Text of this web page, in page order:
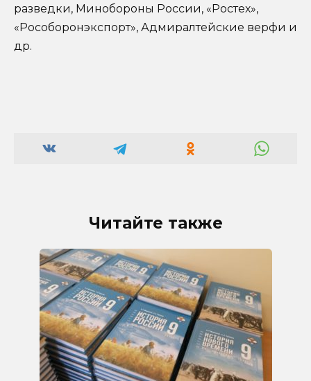
разведки, Минобороны России, «Ростех»,
«Рособоронэкспорт», Адмиралтейские верфи и
др.
Читайте также